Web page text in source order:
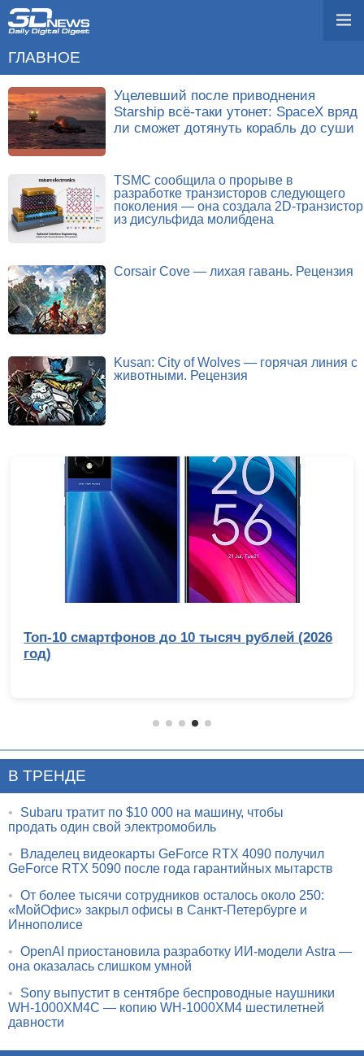
ГЛАВНОЕ
Уцелевший после приводнения
Starship всё-таки утонет: SpaceX вряд
ли сможет дотянуть корабль до суши
TSMC сообщила о прорыве в
разработке транзисторов следующего
поколения — она создала 2D-транзистор
из дисульфида молибдена
Corsair Cove — лихая гавань. Рецензия
Kusan: City of Wolves — горячая линия с
животными. Рецензия
Топ-10 смартфонов до 10 тысяч рублей (2026
год)
В ТРЕНДЕ
•
Subaru тратит по $10 000 на машину, чтобы
продать один свой электромобиль
•
Владелец видеокарты GeForce RTX 4090 получил
GeForce RTX 5090 после года гарантийных мытарств
• От более тысячи сотрудников осталось около 250:
«МойОфис» закрыл офисы в Санкт-Петербурге и
Иннополисе
• OpenAI приостановила разработку ИИ-модели Astra —
она оказалась слишком умной
•
Sony выпустит в сентябре беспроводные наушники
WH-1000XM4C — копию WH-1000XM4 шестилетней
давности